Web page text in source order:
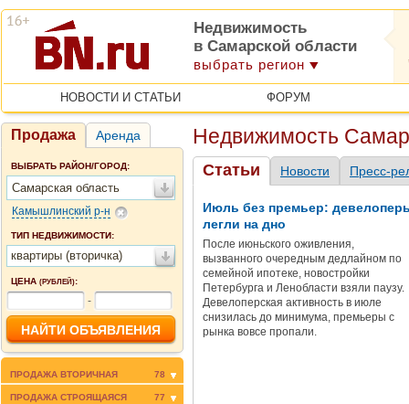
Недвижимость
в Самарской области
выбрать регион
НОВОСТИ И СТАТЬИ ФОРУМ
Продажа Аренда
ВЫБРАТЬ РАЙОН/ГОРОД:
Самарская область
Камышлинский р-н
ТИП НЕДВИЖИМОСТИ:
квартиры (вторичка)
ЦЕНА (РУБЛЕЙ):
-
ПРОДАЖА ВТОРИЧНАЯ 78
ПРОДАЖА СТРОЯЩАЯСЯ 77
Недвижимость
Статьи Новости Пресс-
Июль без премьер:
легли на дно
После июньского оживления,
вызванного очередным дедлайном по
семейной ипотеке, новостройки
Петербурга и Ленобласти взяли паузу.
Девелоперская активность в июле
снизилась до минимума, премьеры с
рынка вовсе пропали.